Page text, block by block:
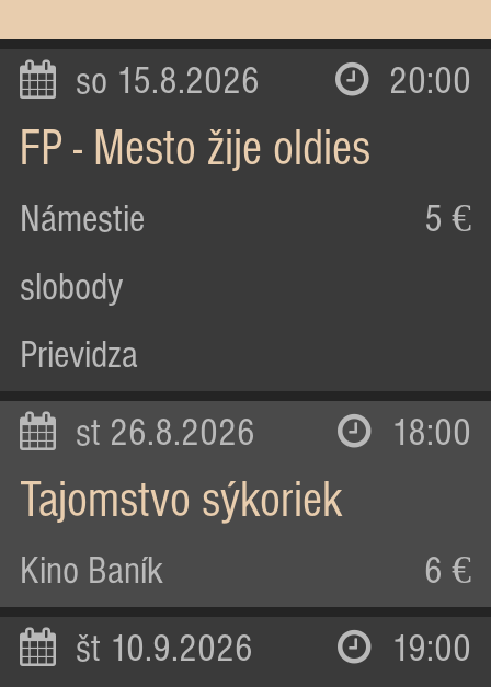
so 15.8.2026 20:00
FP - Mesto žije oldies
Námestie
slobody
Prievidza
5 €
st 26.8.2026 18:00
Tajomstvo sýkoriek
Kino Baník 6 €
št 10.9.2026 19:00